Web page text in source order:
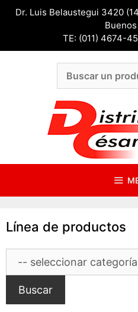
SaltarDr. Luis Belaustegui 3420
TE: (011) 4674-
Línea de productos
Buscar